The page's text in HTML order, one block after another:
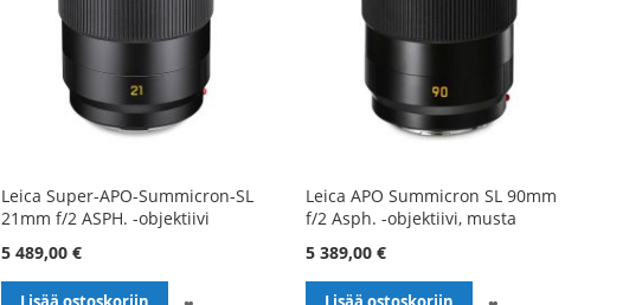
Leica Super-APO-Summicron-SL
21mm f/2 ASPH. -objektiivi
5 489,00 €
Leica APO Summicron SL 90mm
f/2 Asph. -objektiivi, musta
5 389,00 €